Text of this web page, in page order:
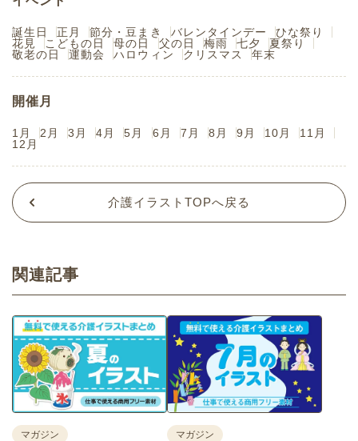
誕生日 正月 節分・豆まき バレンタインデー
ひな祭り
花見
こどもの日 母の日 父の日 梅雨 七夕
夏祭り
敬老の日
運動会 ハロウィン クリスマス 年末
開催月
1月 2月 3月 4月 5月 6月 7月 8月 9月 10月
11月
12月
介護イラストTOPへ戻る
関連記事
マガジン
マガジン